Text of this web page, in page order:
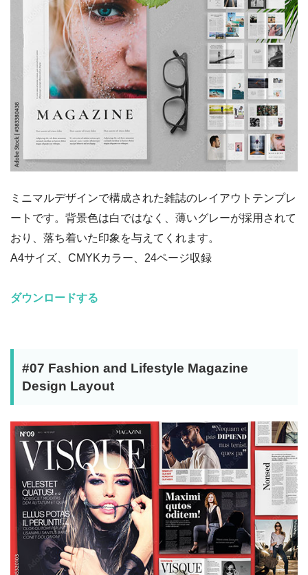
ミニマルデザインで構成された雑誌のレイアウトテンプレ
ートです。背景色は白ではなく、薄いグレーが採用されて
おり、落ち着いた印象を与えてくれます。
A4サイズ、CMYKカラー、24ページ収録
ダウンロードする
#07 Fashion and Lifestyle Magazine
Design Layout